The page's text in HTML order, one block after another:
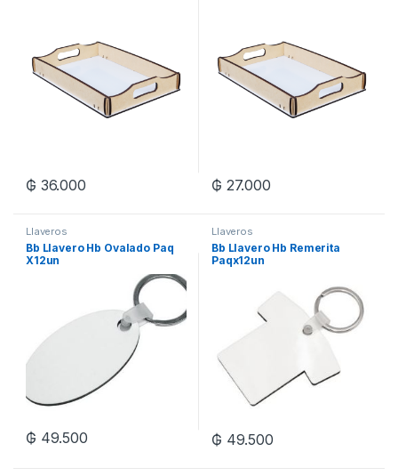
₲ 36.000 ₲ 27.000
Llaveros
Bb Llavero Hb Ovalado Paq
X12un
₲ 49.500
Llaveros
Bb Llavero Hb Remerita
Paqx12un
₲ 49.500